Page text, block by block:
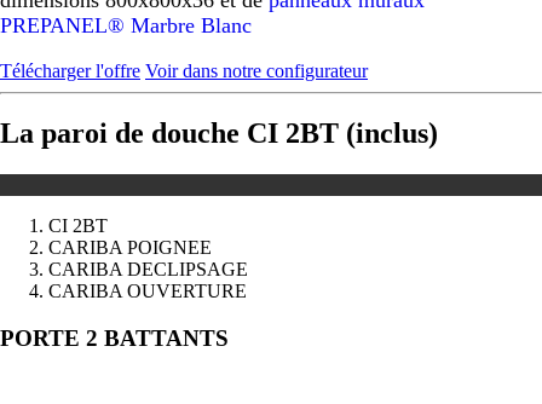
PREPANEL® Marbre Blanc
Télécharger l'offre Voir dans notre configurateur
La paroi de douche CI 2BT (inclus)
CI 2BT
CARIBA POIGNEE
CARIBA DECLIPSAGE
CARIBA OUVERTURE
Précédent
Suivant
PORTE 2 BATTANTS